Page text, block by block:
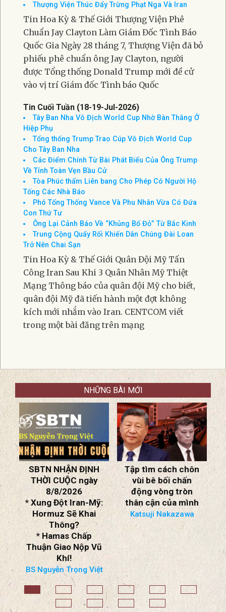
Thượng Viện Thúc Đẩy Trừng Phạt Nga Và Iran
Tin Hoa Kỳ & Thế Giới Thượng Viện Phê
Chuẩn Jay Clayton Làm Giám Đốc Tình Báo
Quốc Gia Ngày 28 tháng 7, Thượng Viện đã bỏ
phiếu phê chuẩn ông Jay Clayton, người
được Tổng thống Donald Trump mới đề cử
vào vị trí Giám đốc Tình báo Quốc
Tin Cuối Tuần (18-19-Jul-2026)
Tây Ban Nha Vô Địch World Cup Nhờ Bàn Thắng Ở
Hiệp Phụ
Tổng thống Trump Trao Cúp Vô Địch World Cup
Cho Tây Ban Nha
Các Điểm Chính Từ Bài Phát Biểu Của Ông Trump
Về Tính Toàn Vẹn Bầu Cử
Tòa Phúc thẩm Liên bang Cho Phép Có Người Hộ
Tống Các Nhà Báo
Phó Tổng Thống Vance Và Phu Nhân Vừa Có Đứa
Con Thứ Tư
Ông Lại Cảnh Báo Về “Khủng Bố Đỏ” Từ Bắc Kinh
Trung Cộng Quấy Rối Khiến Dân Chúng Đài Loan
Trở Nên Chai Sạn
Tin Hoa Kỳ & Thế Giới Quân Đội Mỹ Tấn
Công Iran Sau Khi 3 Quân Nhân Mỹ Thiệt
Mạng Thông báo của quân đội Mỹ cho biết,
quân đội Mỹ đã tiến hành một đợt không
kích mới nhắm vào Iran. CENTCOM viết
trong một bài đăng trên mạng
NHỮNG BÀI MỚI
SBTN NHẬN ĐỊNH
THỜI CUỘC ngày
8/8/2026
* Xung Đột Iran-Mỹ:
Hormuz Sẽ Khai
Thông?
* Hamas Chấp
Thuận Giao Nộp Vũ
Khí!
BS Nguyễn Trọng Việt
Tập tìm cách chôn
vùi bê bối chấn
động vòng tròn
thân cận của mình
Katsuji Nakazawa